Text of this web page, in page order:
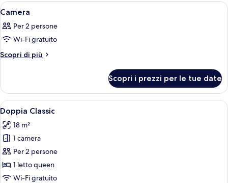
Apri
tutte
le
foto
per
Camera d'albergo con un letto, un
18
Camera
Per 2 persone
Wi-Fi gratuito
Scopri di più
Altri
Scopri i prezzi per le tue date
Apri
tutte
le
foto
per
Doppia
Classic
Una camera da letto ordinata con
4
Doppia Classic
18 m²
1 camera
Per 2 persone
1 letto queen
Wi-Fi gratuito